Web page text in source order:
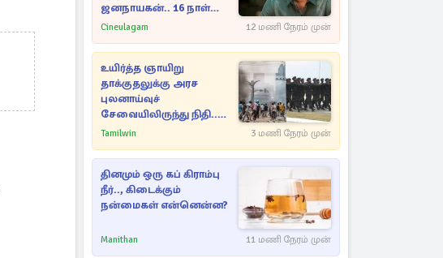
ஜனநாயகன்.. 16 நாள்
பாக்ஸ் ஆபிஸ்
Cineulagam 12 மணி நேரம் முன்
உயிர்த்த ஞாயிறு
தாக்குதலுக்கு அரச
புலனாய்வுச்
சேவையிலிருந்து நிதி..
வெளியான அதிர்ச்சி
Tamilwin 3 மணி நேரம் முன்
தினமும் ஒரு கப் கிராம்பு
நீர்.., கிடைக்கும்
நன்மைகள் என்னென்ன?
Manithan 11 மணி நேரம் முன்